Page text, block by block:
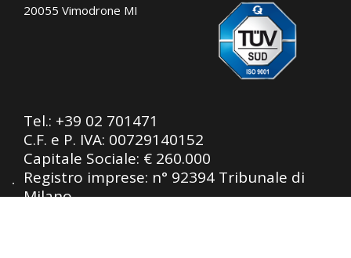
20055 Vimodrone MI
Tel.: +39 02 701471
C.F. e P. IVA: 00729140152
Capitale Sociale: € 260.000
Registro imprese: n° 92394 Tribunale di
Milano